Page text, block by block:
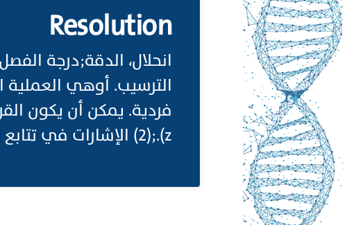
Resolution
انحلال، الدقة;درجة
الترسيب. أوهي العملية
z).;(2) الإشارات في تتابع وثيق في الزمان والمكان.